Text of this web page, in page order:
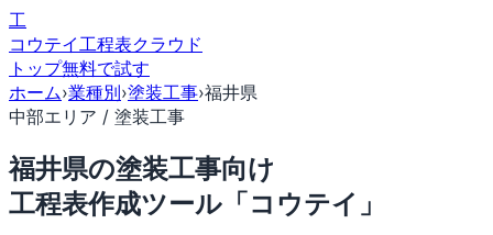
工
コウテイ工程表クラウド
トップ無料で試す
ホーム›業種別›塗装工事›福井県
中部エリア / 塗装工事
福井県の塗装工事向け
工程表作成ツール「コウテイ」